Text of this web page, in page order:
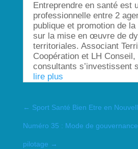
Entreprendre en santé est
professionnelle entre 2
publique et promotion de
sur la mise en œuvre de
territoriales. Associant
Coopération et LH Conseil,
consultants s’investissent
lire plus
← Sport Santé Bien Etre en
Numéro 35 : Mode de
pilotage →